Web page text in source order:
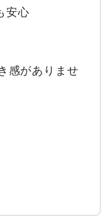
安心
感がありませ